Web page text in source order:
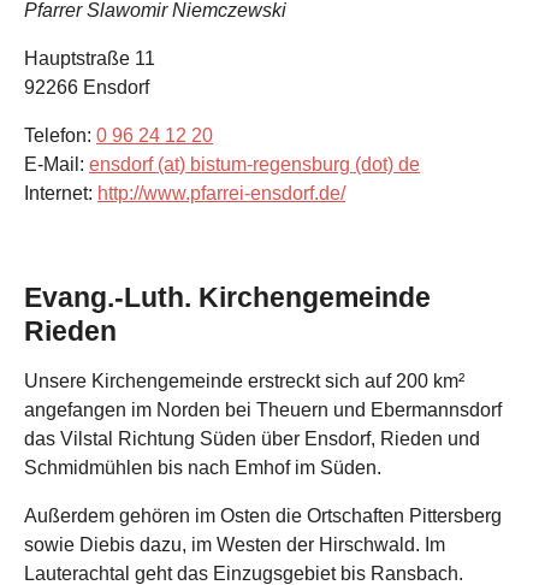
Pfarrer Slawomir Niemczewski
Hauptstraße 11
92266 Ensdorf
Telefon: 0 96 24 12 20
E-Mail: ensdorf (at) bistum-regensburg (dot) de
Internet: http://www.pfarrei-ensdorf.de/
Evang.-Luth. Kirchengemeinde
Rieden
Unsere Kirchengemeinde erstreckt sich auf 200 km²
angefangen im Norden bei Theuern und Ebermannsdorf
das Vilstal Richtung Süden über Ensdorf, Rieden und
Schmidmühlen bis nach Emhof im Süden.
Außerdem gehören im Osten die Ortschaften Pittersberg
sowie Diebis dazu, im Westen der Hirschwald. Im
Lauterachtal geht das Einzugsgebiet bis Ransbach.